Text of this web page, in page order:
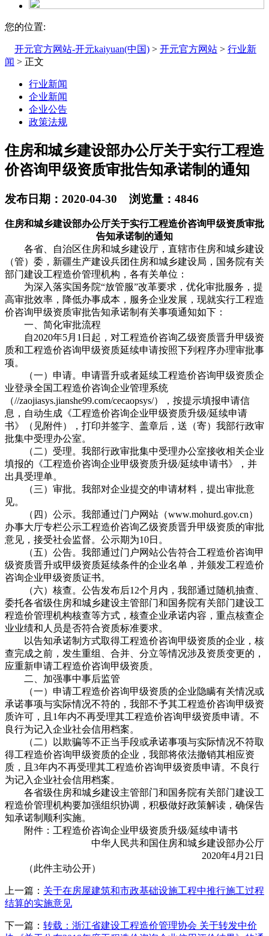
您的位置:
开元官方网站-开元kaiyuan(中国) > 开元官方网站 > 行业新
闻 > 正文
行业新闻
企业新闻
企业公告
政策法规
住房和城乡建设部办公厅关于实行工程造
价咨询甲级资质审批告知承诺制的通知
发布日期：2020-04-30 浏览量：4846
住房和城乡建设部办公厅关于实行工程造价咨询甲级资质审批
告知承诺制的通知
各省、自治区住房和城乡建设厅，直辖市住房和城乡建设
（管）委，新疆生产建设兵团住房和城乡建设局，国务院有关
部门建设工程造价管理机构，各有关单位：
为深入落实国务院“放管服”改革要求，优化审批服务，提
高审批效率，降低办事成本，服务企业发展，现就实行工程造
价咨询甲级资质审批告知承诺制有关事项通知如下：
一、简化审批流程
自2020年5月1日起，对工程造价咨询乙级资质晋升甲级资
质和工程造价咨询甲级资质延续申请按照下列程序办理审批事
项。
（一）申请。申请晋升或者延续工程造价咨询甲级资质企
业登录全国工程造价咨询企业管理系统
（//zaojiasys.jianshe99.com/cecaopsys/），按提示填报申请信
息，自动生成《工程造价咨询企业甲级资质升级/延续申请
书》（见附件），打印并签字、盖章后，送（寄）我部行政审
批集中受理办公室。
（二）受理。我部行政审批集中受理办公室接收相关企业
填报的《工程造价咨询企业甲级资质升级/延续申请书》，并
出具受理单。
（三）审批。我部对企业提交的申请材料，提出审批意
见。
（四）公示。我部通过门户网站（www.mohurd.gov.cn）
办事大厅专栏公示工程造价咨询乙级资质晋升甲级资质的审批
意见，接受社会监督。公示期为10日。
（五）公告。我部通过门户网站公告符合工程造价咨询甲
级资质晋升或甲级资质延续条件的企业名单，并颁发工程造价
咨询企业甲级资质证书。
（六）核查。公告发布后12个月内，我部通过随机抽查、
委托各省级住房和城乡建设主管部门和国务院有关部门建设工
程造价管理机构核查等方式，核查企业承诺内容，重点核查企
业业绩和人员是否符合资质标准要求。
以告知承诺制方式取得工程造价咨询甲级资质的企业，核
查完成之前，发生重组、合并、分立等情况涉及资质变更的，
应重新申请工程造价咨询甲级资质。
二、加强事中事后监管
（一）申请工程造价咨询甲级资质的企业隐瞒有关情况或
承诺事项与实际情况不符的，我部不予其工程造价咨询甲级资
质许可，且1年内不再受理其工程造价咨询甲级资质申请。不
良行为记入企业社会信用档案。
（二）以欺骗等不正当手段或承诺事项与实际情况不符取
得工程造价咨询甲级资质的企业，我部将依法撤销其相应资
质，且3年内不再受理其工程造价咨询甲级资质申请。不良行
为记入企业社会信用档案。
各省级住房和城乡建设主管部门和国务院有关部门建设工
程造价管理机构要加强组织协调，积极做好政策解读，确保告
知承诺制顺利实施。
附件：工程造价咨询企业甲级资质升级/延续申请书
中华人民共和国住房和城乡建设部办公厅
2020年4月21日
（此件主动公开）
上一篇： 关于在房屋建筑和市政基础设施工程中推行施工过程
结算的实施意见
下一篇： 转载：浙江省建设工程造价管理协会 关于转发中价